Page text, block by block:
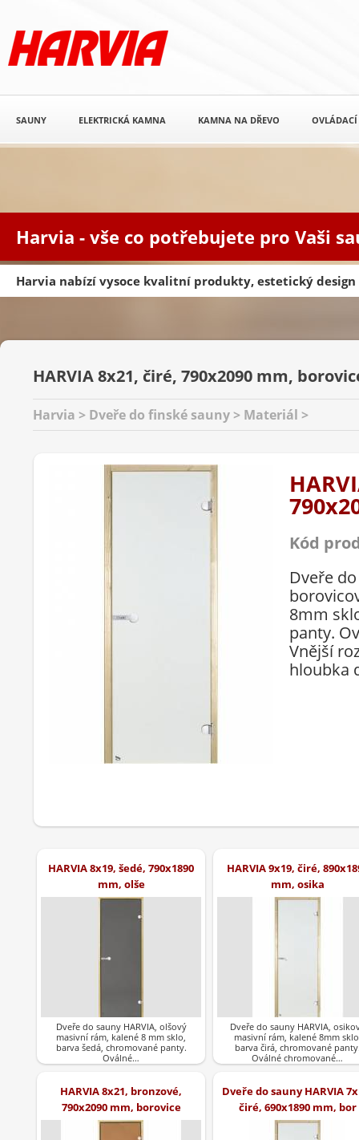
Harvia - vše co potřebujete pro Vaši
Harvia nabízí vysoce kvalitní produkty, estetický design
SAUNY ELEKTRICKÁ KAMNA KAMNA NA DŘEVO OVLÁDACÍ
HARVIA 8x21, čiré, 790x2090 mm,
Harvia > Dveře do finské sauny > Materiál >
Kód
Dveře
8mm
panty.
Vnější
hloubka
HARVIA 8x19, šedé, 790x1890
mm, olše
Dveře do sauny HARVIA, olšový
masivní rám, kalené 8 mm sklo,
barva šedá, chromované panty.
Oválné…
HARVIA 9x19, čiré,
mm, osika
Dveře do sauny HARVIA,
masivní rám, kalené 8mm
barva čirá, chromované
Oválné chromované…
HARVIA 8x21, bronzové,
790x2090 mm, borovice
Dveře do sauny HARVIA
čiré, 690x1890 mm, bor